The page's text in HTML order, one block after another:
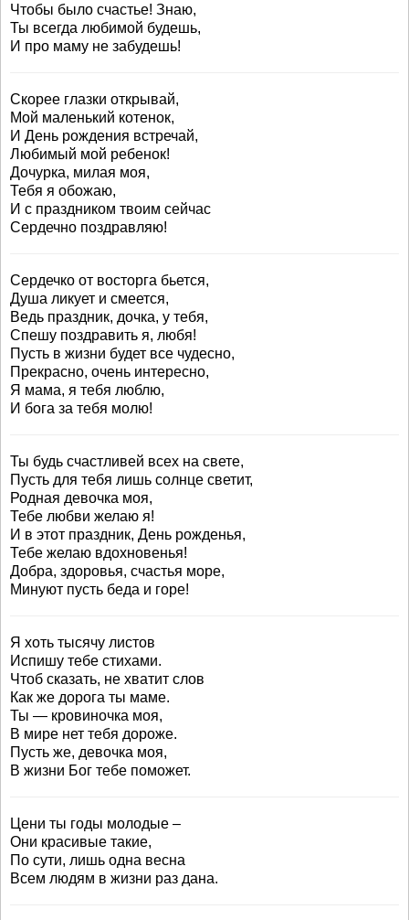
Чтобы было счастье! Знаю,
Ты всегда любимой будешь,
И про маму не забудешь!
Скорее глазки открывай,
Мой маленький котенок,
И День рождения встречай,
Любимый мой ребенок!
Дочурка, милая моя,
Тебя я обожаю,
И с праздником твоим сейчас
Сердечно поздравляю!
Сердечко от восторга бьется,
Душа ликует и смеется,
Ведь праздник, дочка, у тебя,
Спешу поздравить я, любя!
Пусть в жизни будет все чудесно,
Прекрасно, очень интересно,
Я мама, я тебя люблю,
И бога за тебя молю!
Ты будь счастливей всех на свете,
Пусть для тебя лишь солнце светит,
Родная девочка моя,
Тебе любви желаю я!
И в этот праздник, День рожденья,
Тебе желаю вдохновенья!
Добра, здоровья, счастья море,
Минуют пусть беда и горе!
Я хоть тысячу листов
Испишу тебе стихами.
Чтоб сказать, не хватит слов
Как же дорога ты маме.
Ты — кровиночка моя,
В мире нет тебя дороже.
Пусть же, девочка моя,
В жизни Бог тебе поможет.
Цени ты годы молодые –
Они красивые такие,
По сути, лишь одна весна
Всем людям в жизни раз дана.